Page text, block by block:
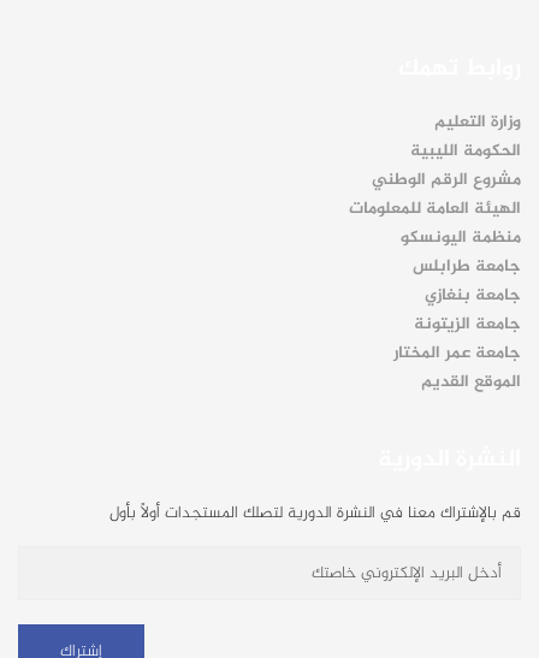
وزارة التعليم
الحكومة الليبية
مشروع الرقم الوطني
الهيئة العامة للمعلومات
منظمة اليونسكو
جامعة طرابلس
جامعة بنغازي
جامعة الزيتونة
جامعة عمر المختار
الموقع القديم
قم بالإشتراك معنا في النشرة الدورية لتصلك المستجدات أولاً بأول